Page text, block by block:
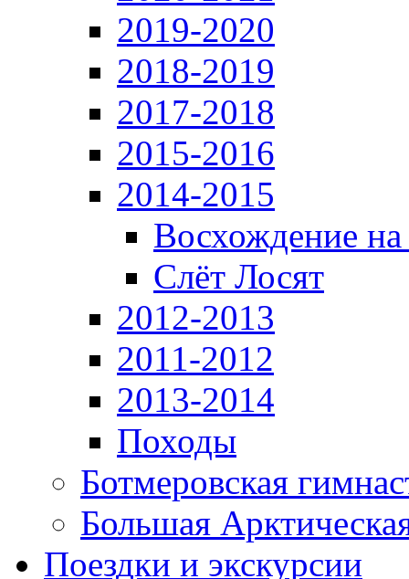
2019-2020
2018-2019
2017-2018
2015-2016
2014-2015
Восхождение
Слёт Лосят
2012-2013
2011-2012
2013-2014
Походы
Ботмеровская
Большая
Поездки и экскурсии